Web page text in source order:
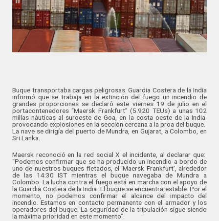
Buque transportaba cargas peligrosas. Guardia Costera de la India
informó que se trabaja en la extinción del fuego un incendio de
grandes proporciones se declaró este viernes 19 de julio en el
portacontenedores “Maersk Frankfurt” (5.920 TEUs) a unas 102
millas náuticas al suroeste de Goa, en la costa oeste de la India
provocando explosiones en la sección cercana a la proa del buque.
La nave se dirigía del puerto de Mundra, en Gujarat, a Colombo, en
Sri Lanka.
Maersk reconoció en la red social X el incidente, al declarar que:
“Podemos confirmar que se ha producido un incendio a bordo de
uno de nuestros buques fletados, el ‘Maersk Frankfurt’, alrededor
de las 14:30 IST mientras el buque navegaba de Mundra a
Colombo. La lucha contra el fuego está en marcha con el apoyo de
la Guardia Costera de la India. El buque se encuentra estable. Por el
momento, no podemos confirmar el alcance del impacto del
incendio. Estamos en contacto permanente con el armador y los
operadores del buque. La seguridad de la tripulación sigue siendo
la máxima prioridad en este momento”.